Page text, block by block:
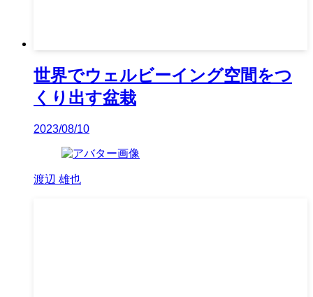
世界でウェルビーイング空間をつ
くり出す盆栽
2023/08/10
渡辺 雄也